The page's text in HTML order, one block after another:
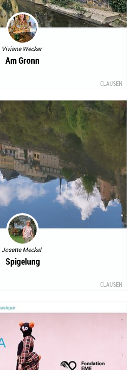
Viviane Wecker
Am Gronn
CLAUSEN
Josette Meckel
Spigelung
CLAUSEN